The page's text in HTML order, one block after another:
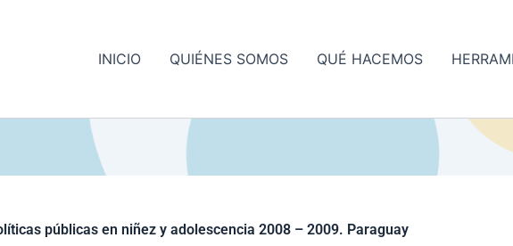
INICIO QUIÉNES SOMOS QUÉ HACEMOS
públicas en niñez y adolescencia 2008 – 2009. Paraguay